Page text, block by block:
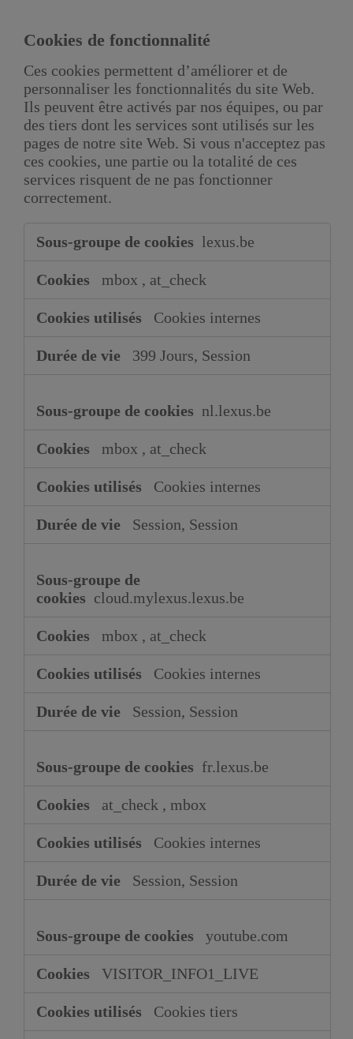
Cookies de fonctionnalité
Ces cookies permettent d’améliorer et de
personnaliser les fonctionnalités du site Web.
Ils peuvent être activés par nos équipes, ou par
des tiers dont les services sont utilisés sur les
pages de notre site Web. Si vous n'acceptez pas
ces cookies, une partie ou la totalité de ces
services risquent de ne pas fonctionner
correctement.
Cookies
de
fonctionnalité
lexus.be
mbox , at_check
Cookies internes
399 Jours, Session
nl.lexus.be
mbox , at_check
Cookies internes
Session, Session
cloud.mylexus.lexus.be
mbox , at_check
Cookies internes
Session, Session
fr.lexus.be
at_check , mbox
Cookies internes
Session, Session
youtube.com
VISITOR_INFO1_LIVE
Cookies tiers